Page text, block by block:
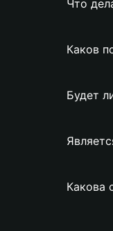
Что
Каков
Будет
Какова